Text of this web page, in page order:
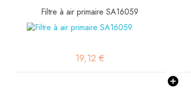
Filtre à air primaire SA16059
19,12 €